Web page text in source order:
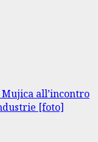
Mujica all’incontro
[foto]